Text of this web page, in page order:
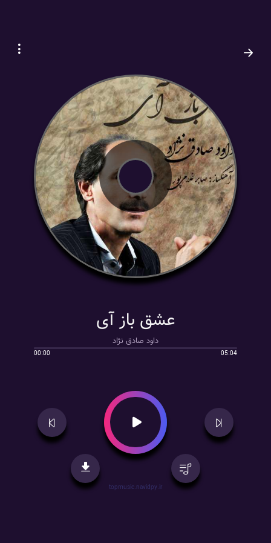
عشق باز آی
داود صادق نژاد
00:00 05:04
topmusic.navidpy.ir